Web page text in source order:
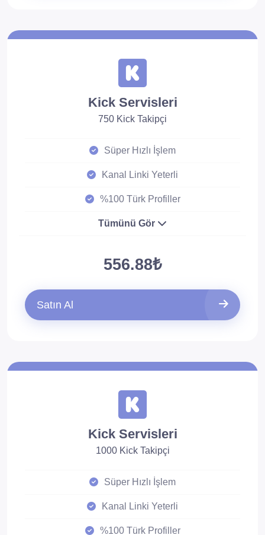
Kick Servisleri
750 Kick Takipçi
Süper Hızlı İşlem
Kanal Linki Yeterli
%100 Türk Profiller
Tümünü Gör
556.88₺
Satın Al
Kick Servisleri
1000 Kick Takipçi
Süper Hızlı İşlem
Kanal Linki Yeterli
%100 Türk Profiller